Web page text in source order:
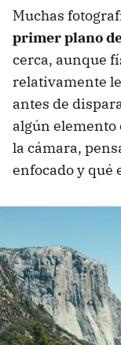
Muchas
primer plano
cerca, aunque
relativamente
antes de
algún elemento
la cámara,
enfocado y qué